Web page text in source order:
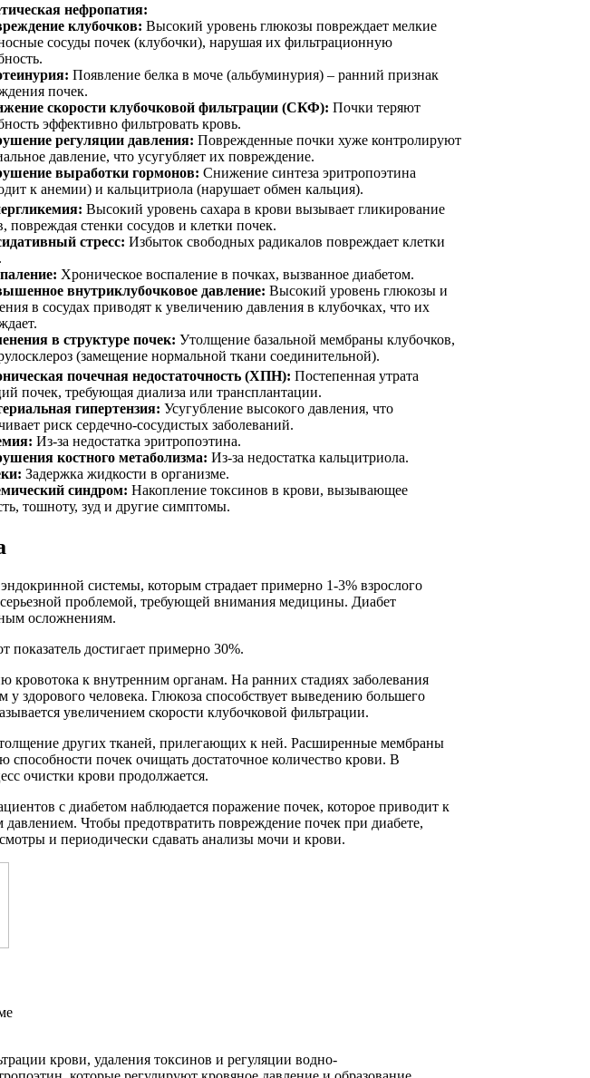
нефропатия:
клубочков: Высокий уровень глюкозы повреждает мелкие
сосуды почек (клубочки), нарушая их фильтрационную
Появление белка в моче (альбуминурия) – ранний признак
почек.
скорости клубочковой фильтрации (СКФ): Почки теряют
эффективно фильтровать кровь.
регуляции давления: Поврежденные почки хуже контролируют
давление, что усугубляет их повреждение.
выработки гормонов: Снижение синтеза эритропоэтина
к анемии) и кальцитриола (нарушает обмен кальция).
Высокий уровень сахара в крови вызывает гликирование
повреждая стенки сосудов и клетки почек.
стресс: Избыток свободных радикалов повреждает клетки
Хроническое воспаление в почках, вызванное диабетом.
внутриклубочковое давление: Высокий уровень глюкозы и
в сосудах приводят к увеличению давления в клубочках, что их
в структуре почек: Утолщение базальной мембраны клубочков,
(замещение нормальной ткани соединительной).
почечная недостаточность (ХПН): Постепенная утрата
почек, требующая диализа или трансплантации.
гипертензия: Усугубление высокого давления, что
риск сердечно-сосудистых заболеваний.
Из-за недостатка эритропоэтина.
костного метаболизма: Из-за недостатка кальцитриола.
Задержка жидкости в организме.
синдром: Накопление токсинов в крови, вызывающее
тошноту, зуд и другие симптомы.
системы, которым страдает примерно 1-3% взрослого
проблемой, требующей внимания медицины. Диабет
осложнениям.
показатель достигает примерно 30%.
к внутренним органам. На ранних стадиях заболевания
здорового человека. Глюкоза способствует выведению большего
увеличением скорости клубочковой фильтрации.
других тканей, прилегающих к ней. Расширенные мембраны
почек очищать достаточное количество крови. В
очистки крови продолжается.
с диабетом наблюдается поражение почек, которое приводит к
Чтобы предотвратить повреждение почек при диабете,
и периодически сдавать анализы мочи и крови.
крови, удаления токсинов и регуляции водно-